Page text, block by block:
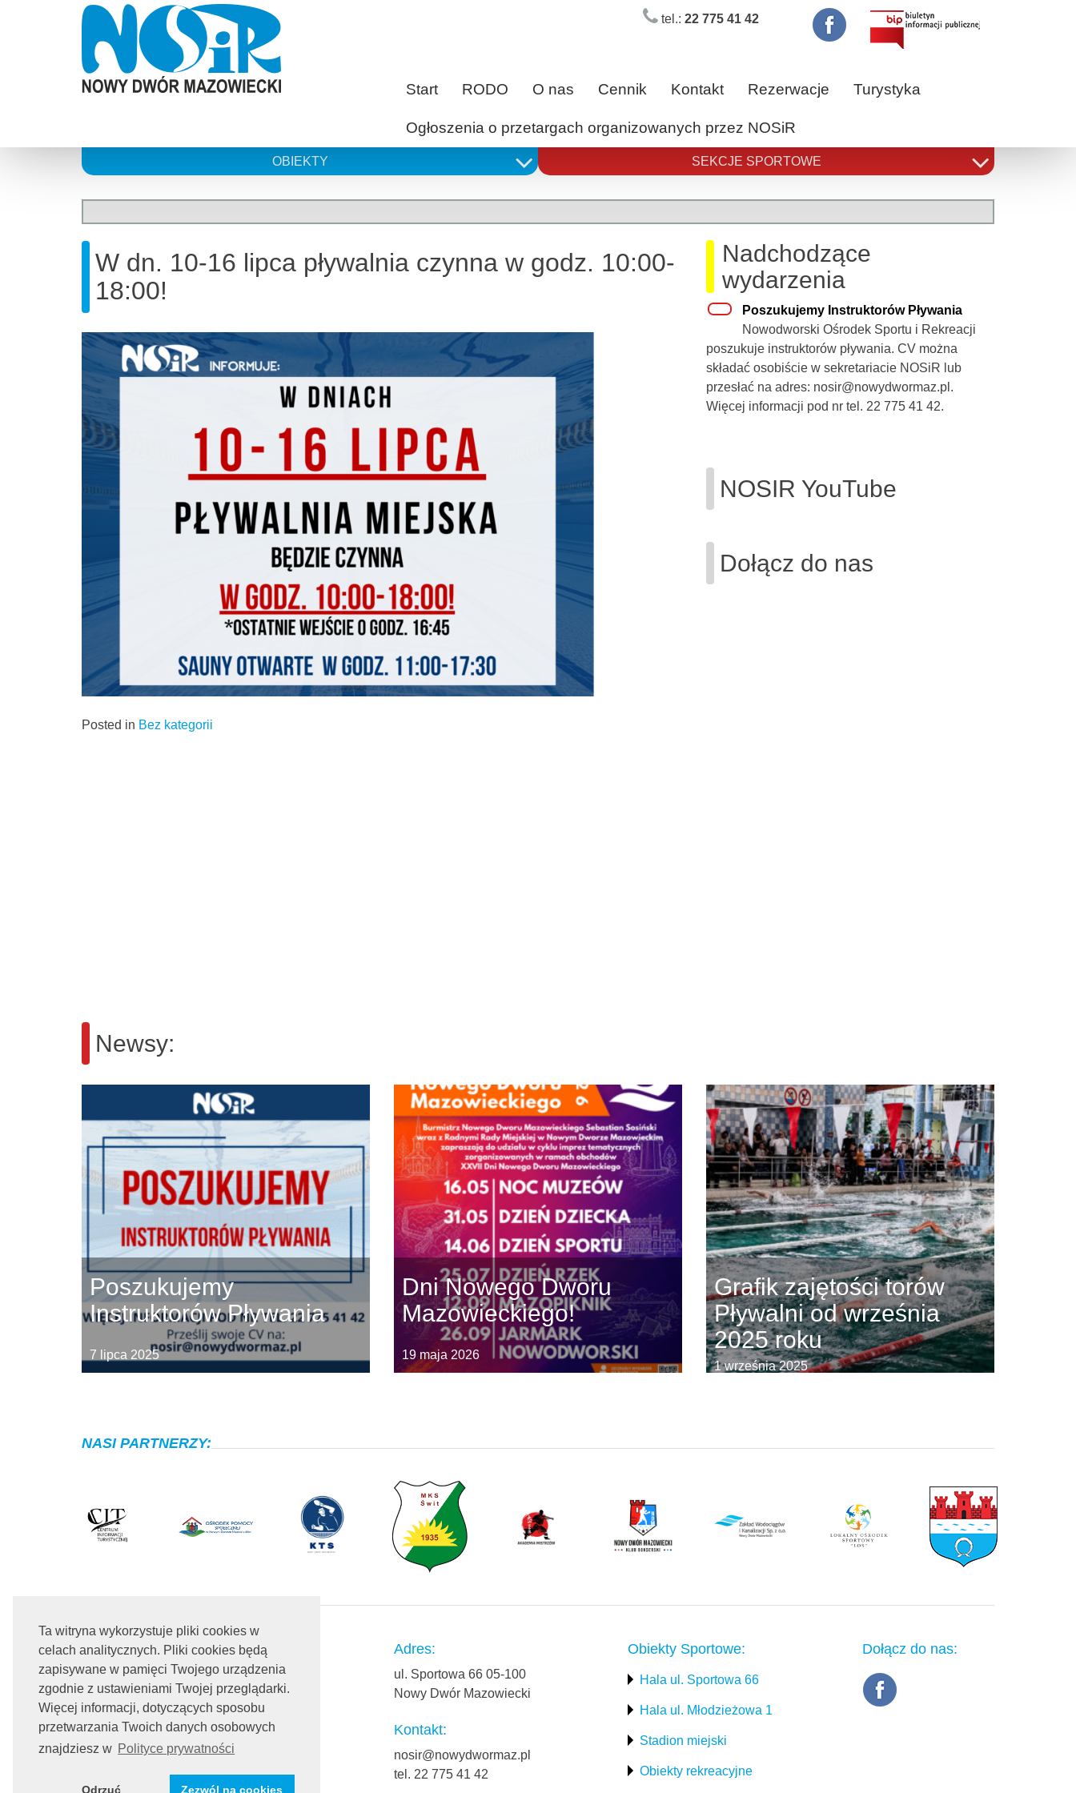
Ta witryna wykorzystuje pliki cookies w
celach analitycznych. Pliki cookies będą
zapisywane w pamięci Twojego urządzenia
zgodnie z ustawieniami Twojej przeglądarki.
Więcej informacji, dotyczących sposobu
przetwarzania Twoich danych osobowych
znajdziesz w Polityce prywatności
Odrzuć Zezwól na cookies
tel.: 22 775 41 42
Start RODO O nas Cennik Kontakt Rezerwacje Turystyka
Ogłoszenia o przetargach organizowanych przez NOSiR
OBIEKTY SEKCJE SPORTOWE
W dn. 10-16 lipca pływalnia czynna w godz. 10:00-
18:00!
Posted in Bez kategorii
Nadchodzące
wydarzenia
Poszukujemy Instruktorów Pływania
Nowodworski Ośrodek Sportu i Rekreacji
poszukuje instruktorów pływania. CV można
składać osobiście w sekretariacie NOSiR lub
przesłać na adres: nosir@nowydwormaz.pl.
Więcej informacji pod nr tel. 22 775 41 42.
NOSIR YouTube
Dołącz do nas
Newsy:
Poszukujemy
Instruktorów Pływania
7 lipca 2025
Dni Nowego Dworu
Mazowieckiego!
19 maja 2026
Grafik zajętości torów
Pływalni od września
2025 roku
1 września 2025
NASI PARTNERZY:
Adres:
ul. Sportowa 66 05-100
Nowy Dwór Mazowiecki
Kontakt:
nosir@nowydwormaz.pl
tel. 22 775 41 42
Obiekty Sportowe:
Hala ul. Sportowa 66
Hala ul. Młodzieżowa 1
Stadion miejski
Obiekty rekreacyjne
Dołącz do nas: